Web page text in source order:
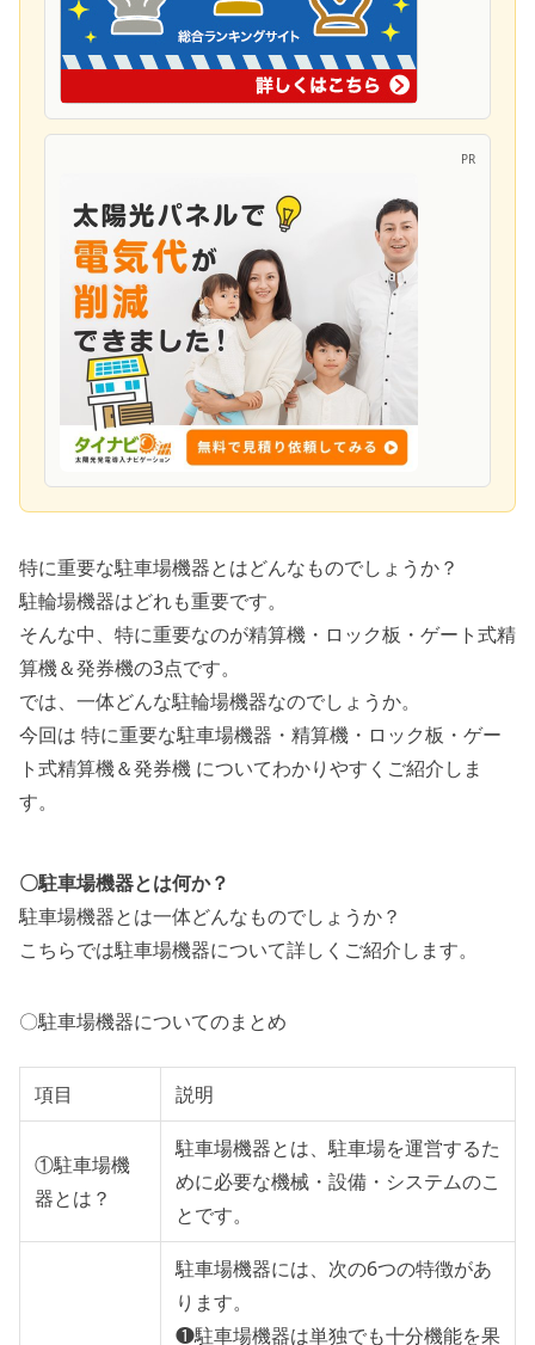
PR
特に重要な駐車場機器とはどんなものでしょうか？
駐輪場機器はどれも重要です。
そんな中、特に重要なのが精算機・ロック板・ゲート式精
算機＆発券機の3点です。
では、一体どんな駐輪場機器なのでしょうか。
今回は 特に重要な駐車場機器・精算機・ロック板・ゲー
ト式精算機＆発券機 についてわかりやすくご紹介しま
す。
〇駐車場機器とは何か？
駐車場機器とは一体どんなものでしょうか？
こちらでは駐車場機器について詳しくご紹介します。
〇駐車場機器についてのまとめ
項目 説明
①駐車場機
器とは？
駐車場機器とは、駐車場を運営するた
めに必要な機械・設備・システムのこ
とです。
駐車場機器には、次の6つの特徴があ
ります。
❶駐車場機器は単独でも十分機能を果